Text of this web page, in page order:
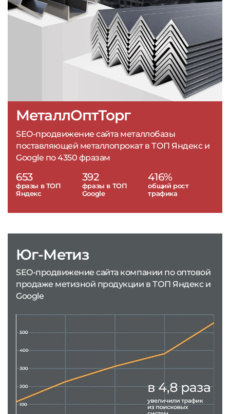
МеталлОптТорг
SEO-продвижение сайта металлобазы
поставляющей металлопрокат в ТОП Яндекс и
Google по 4350 фразам
653
фразы в ТОП
Яндекс
392
фразы в ТОП
Google
416%
общий рост
трафика
Юг-Метиз
SEO-продвижение сайта компании по оптовой
продаже метизной продукции в ТОП Яндекс и
Google